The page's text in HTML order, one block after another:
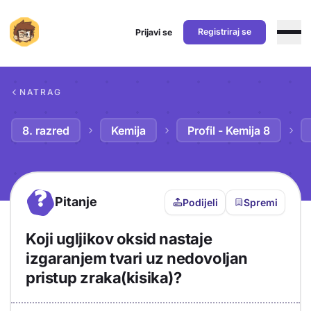
Prijavi se Registriraj se
NATRAG
8. razred Kemija Profil - Kemija 8
? Pitanje Podijeli Spremi
Koji ugljikov oksid nastaje
izgaranjem tvari uz nedovoljan
pristup zraka(kisika)?